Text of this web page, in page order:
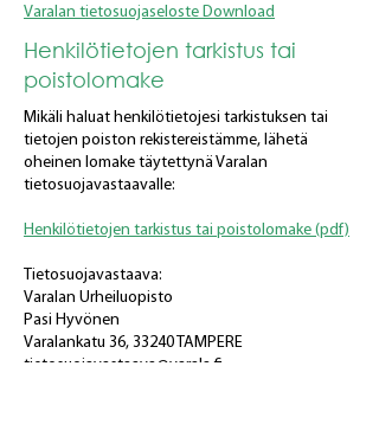
Varalan tietosuojaseloste Download
Henkilötietojen tarkistus tai
poistolomake
Mikäli haluat henkilötietojesi tarkistuksen tai
tietojen poiston rekistereistämme, lähetä
oheinen lomake täytettynä Varalan
tietosuojavastaavalle:
Henkilötietojen tarkistus tai poistolomake (pdf)
Tietosuojavastaava:
Varalan Urheiluopisto
Pasi Hyvönen
Varalankatu 36, 33240 TAMPERE
tietosuojavastaava@varala.fi